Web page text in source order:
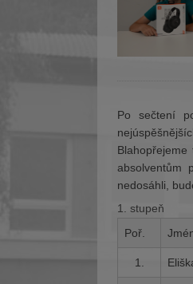
Po sečtení
absolventům
nedosáhli,
1. stupeň
Poř.
1.